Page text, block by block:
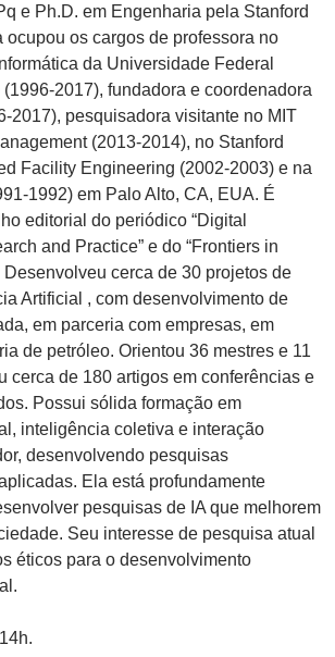
e Ph.D. em Engenharia pela Stanford
ocupou os cargos de professora no
da Universidade Federal
2017), fundadora e coordenadora
2017), pesquisadora visitante no MIT
(2013-2014), no Stanford
Facility Engineering (2002-2003) e na
1992) em Palo Alto, CA, EUA. É
editorial do periódico “Digital
and Practice” e do “Frontiers in
Desenvolveu cerca de 30 projetos de
Artificial , com desenvolvimento de
em parceria com empresas, em
de petróleo. Orientou 36 mestres e 11
cerca de 180 artigos em conferências e
Possui sólida formação em
inteligência coletiva e interação
desenvolvendo pesquisas
Ela está profundamente
pesquisas de IA que melhorem
Seu interesse de pesquisa atual
éticos para o desenvolvimento